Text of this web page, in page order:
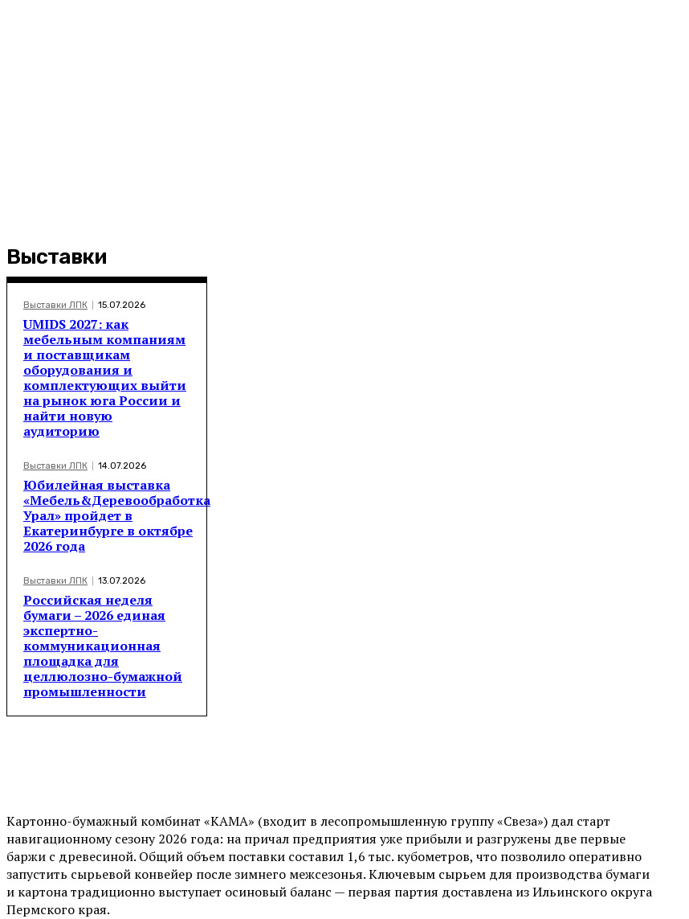
Выставки
Выставки ЛПК 15.07.2026
UMIDS 2027: как
мебельным компаниям
и поставщикам
оборудования и
комплектующих выйти
на рынок юга России и
найти новую
аудиторию
Выставки ЛПК 14.07.2026
Юбилейная выставка
«Мебель&Деревообработка
Урал» пройдет в
Екатеринбурге в октябре
2026 года
Выставки ЛПК 13.07.2026
Российская неделя
бумаги – 2026 единая
экспертно-
коммуникационная
площадка для
целлюлозно-бумажной
промышленности
Картонно-бумажный комбинат «КАМА» (входит в лесопромышленную группу «Свеза») дал старт
навигационному сезону 2026 года: на причал предприятия уже прибыли и разгружены две первые
баржи с древесиной. Общий объем поставки составил 1,6 тыс. кубометров, что позволило оперативно
запустить сырьевой конвейер после зимнего межсезонья. Ключевым сырьем для производства бумаги
и картона традиционно выступает осиновый баланс — первая партия доставлена из Ильинского округа
Пермского края.